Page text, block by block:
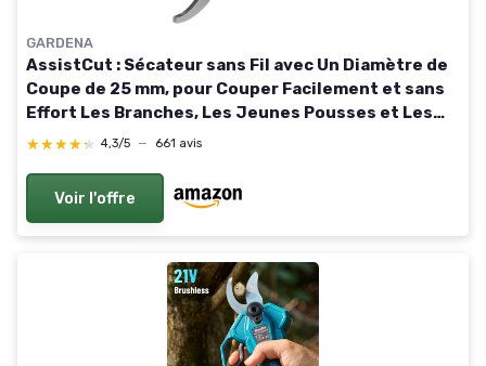
GARDENA
AssistCut : Sécateur sans Fil avec Un Diamètre de
Coupe de 25 mm, pour Couper Facilement et sans
Effort Les Branches, Les Jeunes Pousses et Les
Fleurs, avec Câble de Recharge USB-C (12222-20)
★★★★★
★★★★★ 4,3/5 — 661 avis
Voir l'offre